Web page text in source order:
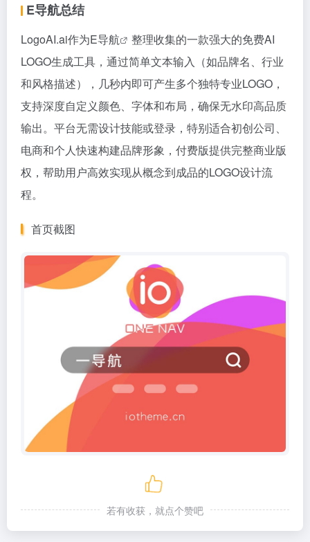
E导航总结
LogoAI.ai作为E导航
整理收集的一款强大的免费AI
LOGO生成工具，通过简单文本输入（如品牌名、行业
和风格描述），几秒内即可产生多个独特专业LOGO，
支持深度自定义颜色、字体和布局，确保无水印高品质
输出。平台无需设计技能或登录，特别适合初创公司、
电商和个人快速构建品牌形象，付费版提供完整商业版
权，帮助用户高效实现从概念到成品的LOGO设计流
程。
首页截图
若有收获，就点个赞吧